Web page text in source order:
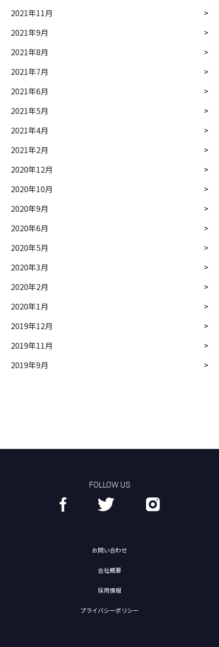
2021年11月
2021年9月
2021年8月
2021年7月
2021年6月
2021年5月
2021年4月
2021年2月
2020年12月
2020年10月
2020年9月
2020年6月
2020年5月
2020年3月
2020年2月
2020年1月
2019年12月
2019年11月
2019年9月
FOLLOW US
お問い合わせ
会社概要
採用情報
プライバシーポリシー